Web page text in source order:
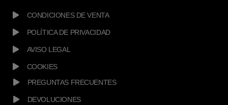
CONDICIONES DE VENTA
POLÍTICA DE PRIVACIDAD
AVISO LEGAL
COOKIES
PREGUNTAS FRECUENTES
DEVOLUCIONES